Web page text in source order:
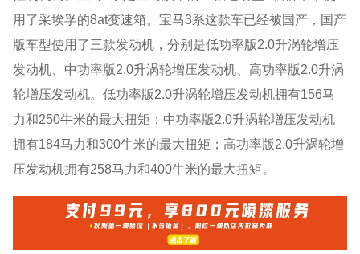
用了采埃孚的8at变速箱。宝马3系这款车已经被国产，国产
版车型使用了三款发动机，分别是低功率版2.0升涡轮增压
发动机、中功率版2.0升涡轮增压发动机、高功率版2.0升涡
轮增压发动机。低功率版2.0升涡轮增压发动机拥有156马
力和250牛米的最大扭矩；中功率版2.0升涡轮增压发动机
拥有184马力和300牛米的最大扭矩；高功率版2.0升涡轮增
压发动机拥有258马力和400牛米的最大扭矩。